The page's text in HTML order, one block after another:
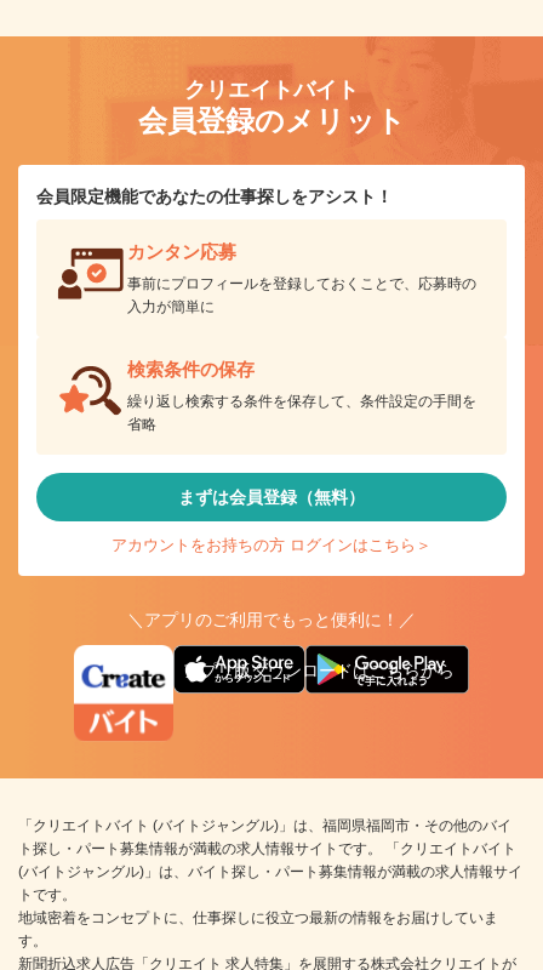
クリエイトバイト
会員登録のメリット
会員限定機能であなたの仕事探しをアシスト！
カンタン応募
事前にプロフィールを登録しておくことで、応募時の
入力が簡単に
検索条件の保存
繰り返し検索する条件を保存して、条件設定の手間を
省略
まずは会員登録（無料）
アカウントをお持ちの方 ログインはこちら＞
＼アプリのご利用でもっと便利に！／
アプリ版ダウンロードはこちらから
「クリエイトバイト (バイトジャングル)」は、福岡県福岡市・その他のバイ
ト探し・パート募集情報が満載の求人情報サイトです。 「クリエイトバイト
(バイトジャングル)」は、バイト探し・パート募集情報が満載の求人情報サイ
トです。
地域密着をコンセプトに、仕事探しに役立つ最新の情報をお届けしていま
す。
新聞折込求人広告「クリエイト 求人特集」を展開する株式会社クリエイトが